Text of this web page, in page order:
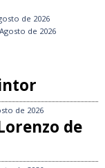
de 2026
de 2026
de 2026
de